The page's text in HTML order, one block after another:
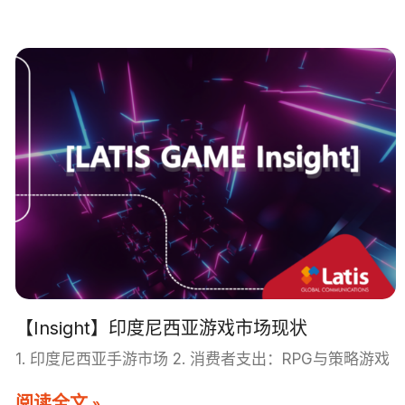
【Insight】印度尼西亚游戏市场现状
1. 印度尼西亚手游市场 2. 消费者支出：RPG与策略游戏